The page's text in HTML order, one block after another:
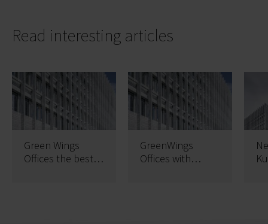
Read interesting articles
Green Wings
Offices the best
GreenWings
Offices with